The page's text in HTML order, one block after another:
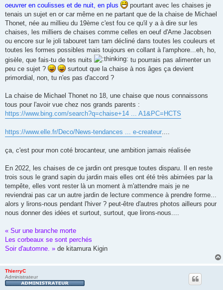
oeuvrer en coulisses et de nuit, en plus
pourtant avec les chaises je
tenais un sujet en or car même en ne partant que de la chaise de Michael
Thonet, née au millieu du 19ème c'est fou ce qu'il y a à dire sur les
chaises, les milliers de chaises comme celles en oeuf d'Arne Jacobsen
ou encore sur le joli tabouret tam tam décliné dans toutes les couleurs et
toutes les formes possibles mais toujours en collant à l'amphore...eh, ho,
gisèle, que fais-tu de tes nuits
tu pourrais pas alimenter un
peu ce sujet ?
surtout que la chaise à nos âges ça devient
primordial, non, tu n'es pas d'accord ?
La chaise de Michael Thonet no 18, une chaise que nous connaissons
tous pour l'avoir vue chez nos grands parents :
https://www.bing.com/search?q=chaise+14 ... A1&PC=HCTS
https://www.elle.fr/Deco/News-tendances ... e-createur
ça, c'est pour mon coté brocanteur, une ambition jamais réalisée
En 2022, les chaises de ce jardin ont presque toutes disparu. Il en reste
trois sous le grand sapin du jardin mais elles ont été très abimées par la
tempête, elles vont rester là un moment à m'attendre mais je ne
reviendrai pas car un autre jardin de lecture commence à prendre forme...
alors y lirons-nous pendant l'hiver ? peut-être d'autres photos ailleurs pour
nous donner des idées et surtout, surtout, que lirons-nous....
« Sur une branche morte
Les corbeaux se sont perchés
Soir d'automne. » de kitamura Kigin
ThierryC
Administrateur